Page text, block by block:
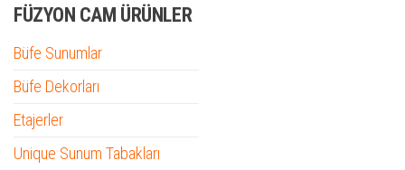
FÜZYON CAM ÜRÜNLER
Büfe Sunumlar
Büfe Dekorları
Etajerler
Unique Sunum Tabakları